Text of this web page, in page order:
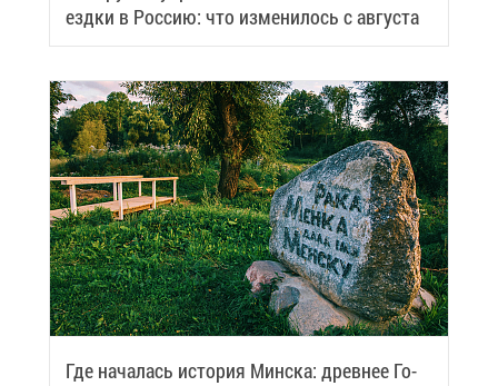
езд­ки в Рос­сию: что из­ме­ни­лось с ав­гу­ста
Где на­ча­лась ис­то­рия Мин­ска: древ­нее Го­